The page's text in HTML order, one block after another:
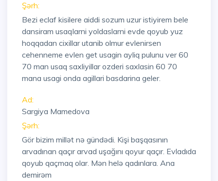
Şərh:
Bezi eclaf kisilere aiddi sozum uzur istiyirem bele
dansiram usaqlarni yoldaslarni evde qoyub yuz
hoqqadan cixillar utanib olmur evlenirsen
cehenneme evlen get usagin ayliq pulunu ver 60
70 man usaq saxliyillar ozderi saxlasin 60 70
mana usagi onda agillari basdarina geler.
Ad:
Sargiya Mamedova
Şərh:
Gör bizim millət nə gündədi. Kişi başqasının
arvadınan qaçır arvad uşağını qoyur qaçır. Evladıda
qoyub qaçmaq olar. Mən helə qadınlara. Ana
demirəm